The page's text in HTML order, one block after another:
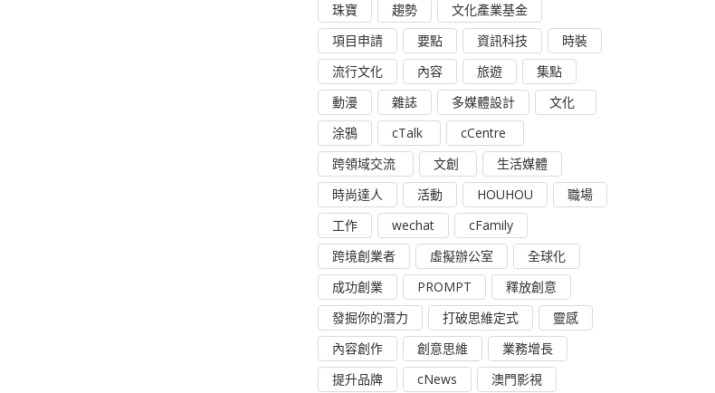
珠寶
趨勢
文化產業基金
項目申請
要點 資訊科技
時裝
流行文化
內容 旅遊
集點
動漫
雜誌 多媒體設計
文化
涂鴉
cTalk
cCentre
跨領域交流
文創
生活媒體
時尚達人
活動 HOUHOU
職場
工作
wechat
cFamily
跨境創業者
虛擬辦公室
全球化
成功創業
PROMPT
釋放創意
發掘你的潛力
打破思維定式
靈感
內容創作
創意思維
業務增長
提升品牌
cNews
澳門影視